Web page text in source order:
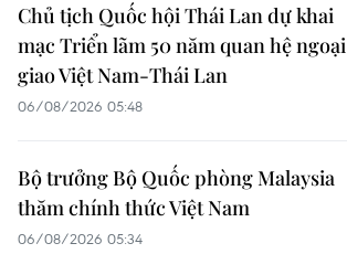
Chủ tịch Quốc hội Thái Lan dự khai
mạc Triển lãm 50 năm quan hệ ngoại
giao Việt Nam-Thái Lan
06/08/2026 05:48
Bộ trưởng Bộ Quốc phòng Malaysia
thăm chính thức Việt Nam
06/08/2026 05:34